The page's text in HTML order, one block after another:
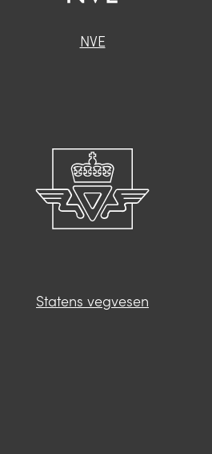
NVE
Statens vegvesen